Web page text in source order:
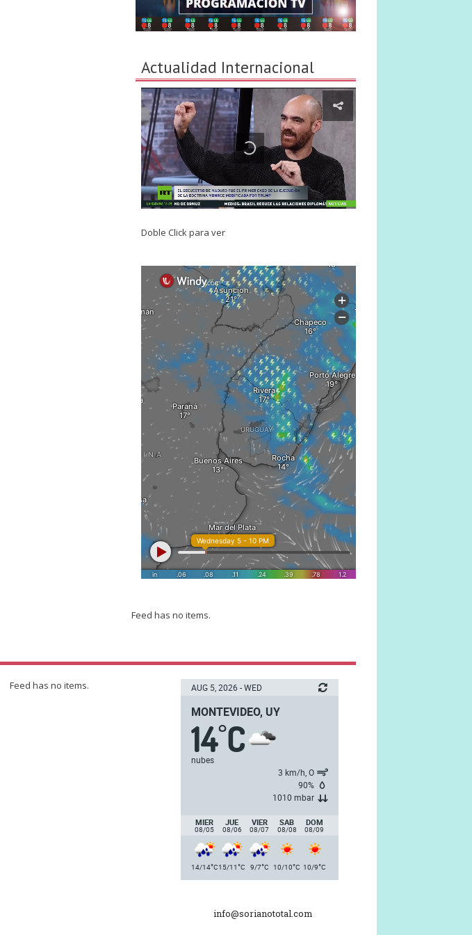
Actualidad Internacional
Doble Click para ver
Feed has no items.
Feed has no items. AUG 5, 2026 - WED
MONTEVIDEO, UY
14°C
nubes
3 km/h, O
90%
1010 mbar
MIER
08/05
JUE
08/06
VIER
08/07
SAB
08/08
DOM
08/09
14/14°C15/11°C 9/7°C 10/10°C 10/9°C
info@sorianototal.com